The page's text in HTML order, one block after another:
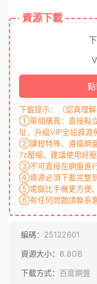
資源下載
下載提示：（認真理
①單個購買：直接點
址，升級VIP全站資源
②課程特殊，遵循網
7z壓縮，建議使用好壓
③不可直接在網盤進行
④資源必須下載完整
⑤電腦比手機更方便。
⑥有任何問題請聯系
編碼： 25122601
資源大小： 8.8GB
下載方式： 百度網盤